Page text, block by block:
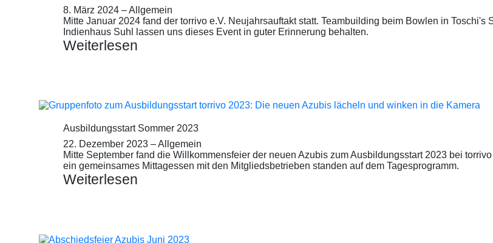
8. März 2024 –Allgemein
Mitte Januar 2024 fand der torrivo e.V. Neujahrsauftakt statt. Teambuilding beim Bowlen in
Indienhaus Suhl lassen uns dieses Event in guter Erinnerung behalten.
Weiterlesen
Ausbildungsstart Sommer 2023
22. Dezember 2023 –Allgemein
Mitte September fand die Willkommensfeier der neuen Azubis zum Ausbildungsstart 2023 bei
ein gemeinsames Mittagessen mit den Mitgliedsbetrieben standen auf dem Tagesprogramm.
Weiterlesen